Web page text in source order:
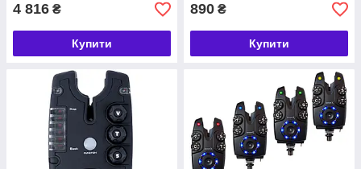
4 816 ₴
Купити
890 ₴
Купити